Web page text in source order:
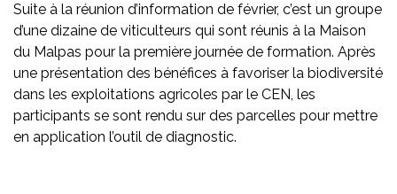
Suite à la réunion d’information de février, c’est un groupe
d’une dizaine de viticulteurs qui sont réunis à la Maison
du Malpas pour la première journée de formation. Après
une présentation des bénéfices à favoriser la biodiversité
dans les exploitations agricoles par le CEN, les
participants se sont rendu sur des parcelles pour mettre
en application l’outil de diagnostic.